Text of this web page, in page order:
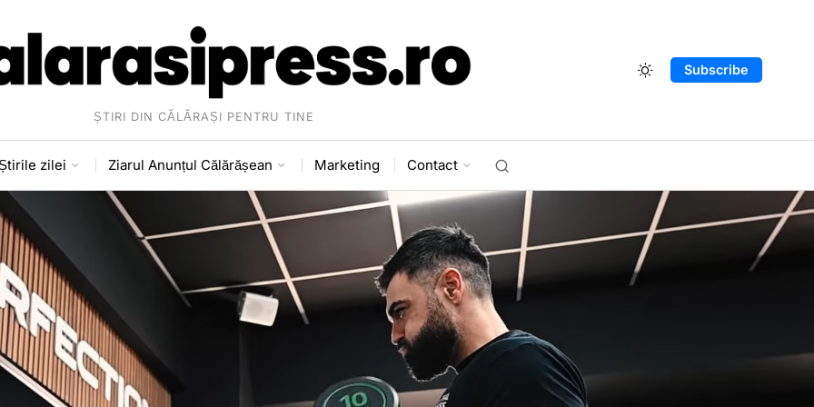
ȘTIRI DIN CĂLĂRAȘI PENTRU TINE
Subscribe
zilei Ziarul Anunțul Călărășean Marketing Contact